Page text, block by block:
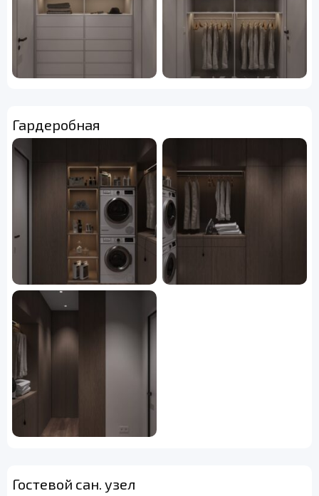
Гардеробная
Гостевой сан. узел